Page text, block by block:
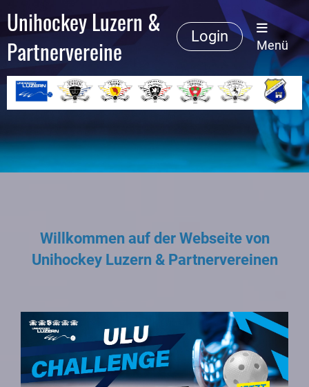
Unihockey Luzern &
Partnervereine
Login
Menü
Willkommen auf der Webseite von
Unihockey Luzern & Partnervereinen